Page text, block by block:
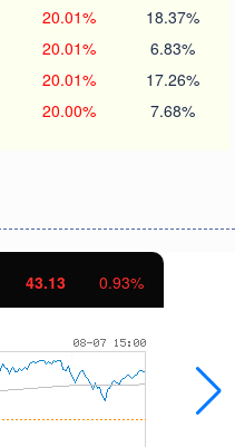
20.01% 18.37%
20.01% 6.83%
20.01% 17.26%
20.00% 7.68%
43.13 0.93%